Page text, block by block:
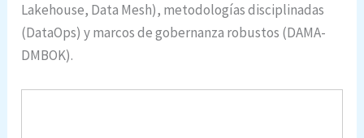
Lakehouse, Data Mesh), metodologías disciplinadas
(DataOps) y marcos de gobernanza robustos (DAMA-
DMBOK).